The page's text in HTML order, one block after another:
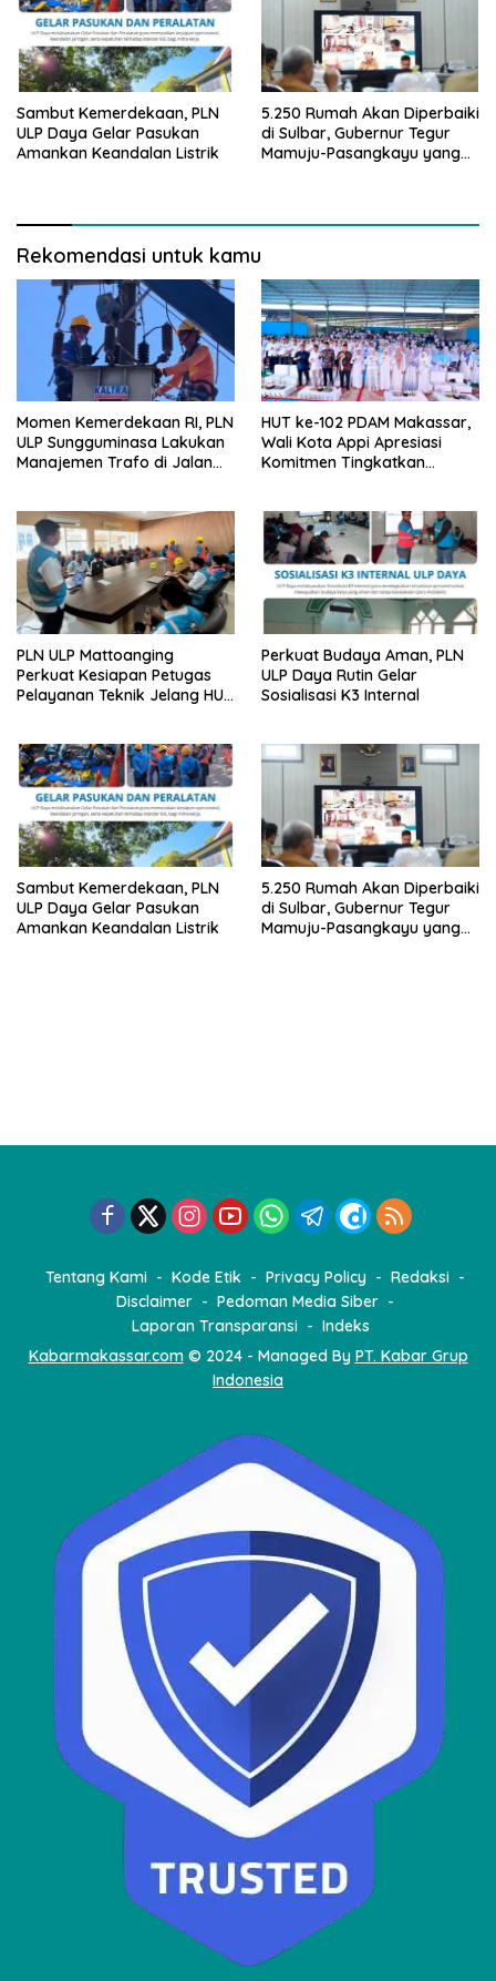
Sambut Kemerdekaan, PLN
ULP Daya Gelar Pasukan
Amankan Keandalan Listrik
5.250 Rumah Akan Diperbaiki
di Sulbar, Gubernur Tegur
Mamuju-Pasangkayu yang
Rekomendasi untuk kamu
Momen Kemerdekaan RI, PLN
ULP Sungguminasa Lakukan
Manajemen Trafo di Jalan
HUT ke-102 PDAM Makassar,
Wali Kota Appi Apresiasi
Komitmen Tingkatkan
PLN ULP Mattoanging
Perkuat Kesiapan Petugas
Pelayanan Teknik Jelang HUT
Perkuat Budaya Aman, PLN
ULP Daya Rutin Gelar
Sosialisasi K3 Internal
Sambut Kemerdekaan, PLN
ULP Daya Gelar Pasukan
Amankan Keandalan Listrik
5.250 Rumah Akan Diperbaiki
di Sulbar, Gubernur Tegur
Mamuju-Pasangkayu yang
Tentang Kami Kode Etik Privacy Policy
Redaksi
Disclaimer
Pedoman Media Siber
Laporan Transparansi
Indeks
Kabarmakassar.com© 2024 - Managed By PT. Kabar Grup
Indonesia